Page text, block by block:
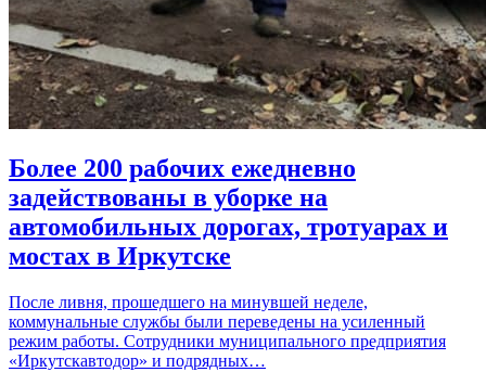
Более 200 рабочих ежедневно
задействованы в уборке на
автомобильных дорогах, тротуарах и
мостах в Иркутске
После ливня, прошедшего на минувшей неделе,
коммунальные службы были переведены на усиленный
режим работы. Сотрудники муниципального предприятия
«Иркутскавтодор» и подрядных…